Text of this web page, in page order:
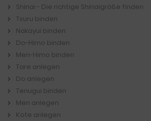
Shinai - Die richtige Shinaigröße finden
Tsuru binden
Nakayui binden
Do-Himo binden
Men-Himo binden
Tare anlegen
Do anlegen
Tenugui binden
Men anlegen
Kote anlegen